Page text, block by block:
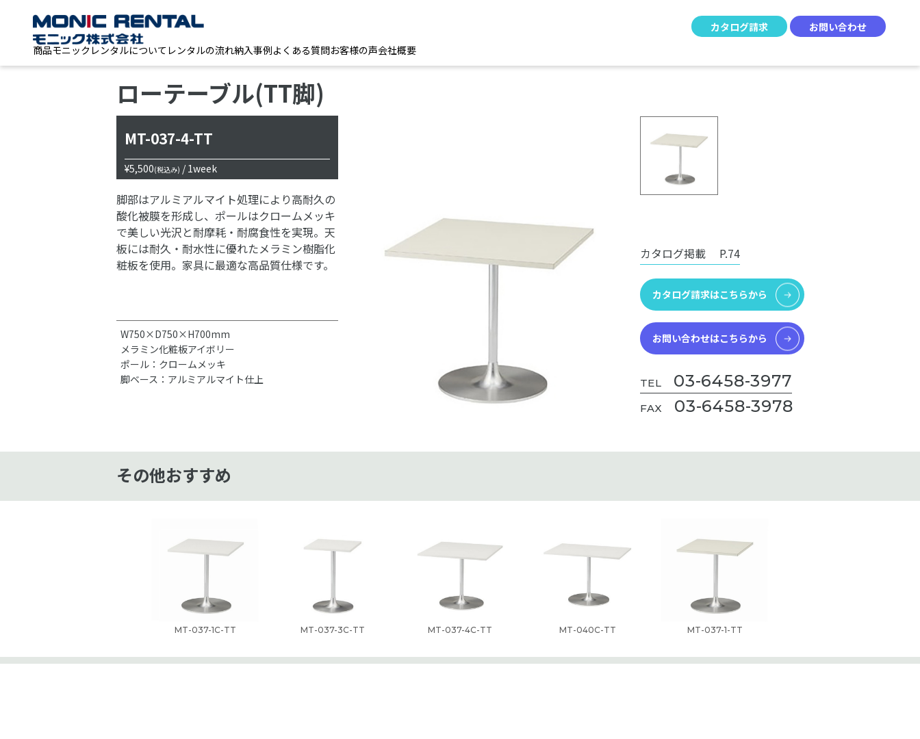
カタログ請求
お問い合わせ
商品モニックレンタルについて レンタルの流れ納入事例よくある質問お客様の声会社概要
ローテーブル(TT脚)
MT-037-4-TT
¥5,500(税込み) / 1week
脚部はアルミアルマイト処理により高耐久の
酸化被膜を形成し、ポールはクロームメッキ
で美しい光沢と耐摩耗・耐腐食性を実現。天
板には耐久・耐水性に優れたメラミン樹脂化
粧板を使用。家具に最適な高品質仕様です。
W750×D750×H700mm
メラミン化粧板アイボリー
ポール：クロームメッキ
脚ベース：アルミアルマイト仕上
カタログ掲載 P.74
カタログ請求はこちらから
お問い合わせはこちらから
TEL 03-6458-3977
FAX 03-6458-3978
その他おすすめ
MT-037-1C-TT MT-037-3C-TT MT-037-4C-TT MT-040C-TT MT-037-1-TT